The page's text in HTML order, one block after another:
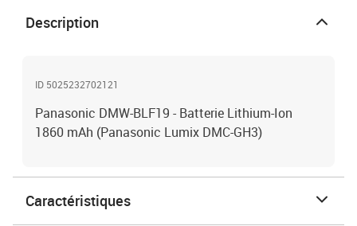
Description
ID 5025232702121
Panasonic DMW-BLF19 - Batterie Lithium-Ion
1860 mAh (Panasonic Lumix DMC-GH3)
Caractéristiques